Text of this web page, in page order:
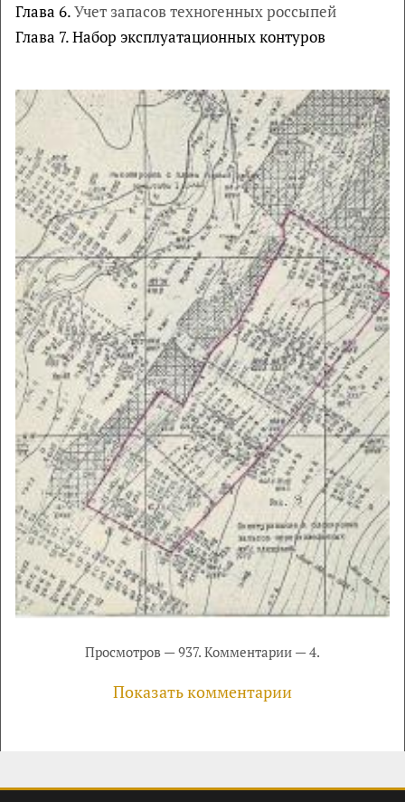
Глава 6.Учет запасов техногенных россыпей
Глава 7. Набор эксплуатационных контуров
Просмотров — 937. Комментарии — 4.
Показать комментарии